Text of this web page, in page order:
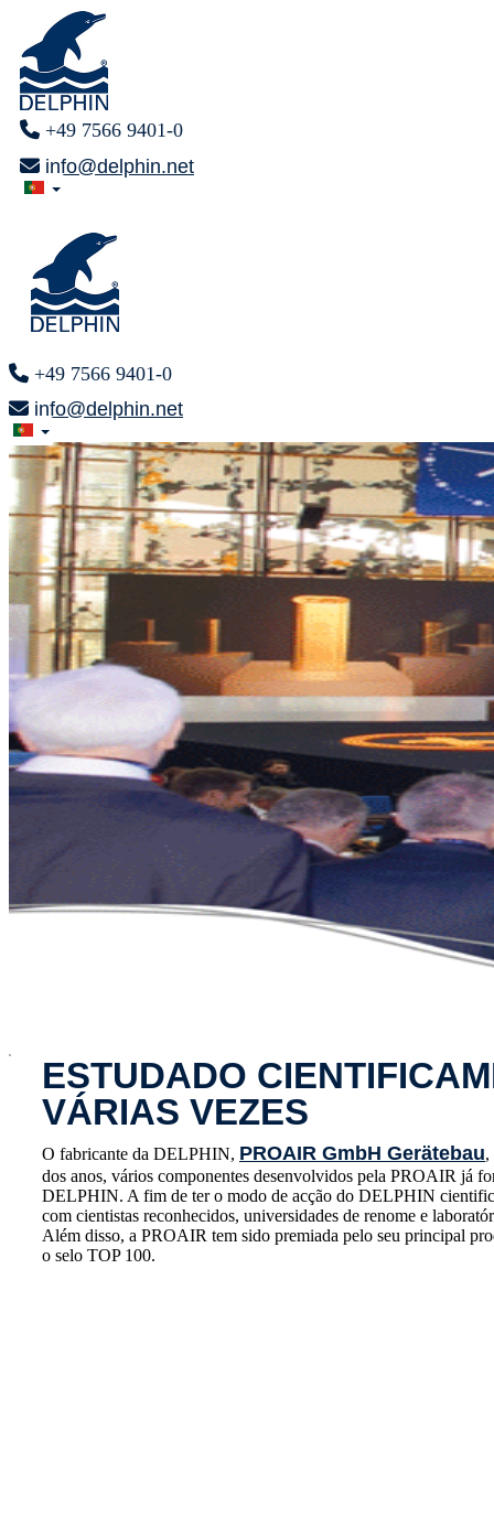
+49 7566 9401-0
info@delphin.net
+49 7566 9401-0
info@delphin.net
x
ESTUDADO
VÁRIAS VEZES
O fabricante da DELPHIN, PROAIR GmbH Gerätebau,
dos anos, vários componentes desenvolvidos pela PROAIR já
DELPHIN. A fim de ter o modo de acção do DELPHIN
com cientistas reconhecidos, universidades de renome e
Além disso, a PROAIR tem sido premiada pelo seu principal
o selo TOP 100.